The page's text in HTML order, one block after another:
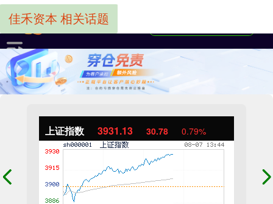
上证指数 3931.13 30.78 0.79%
佳禾资本 相关话题